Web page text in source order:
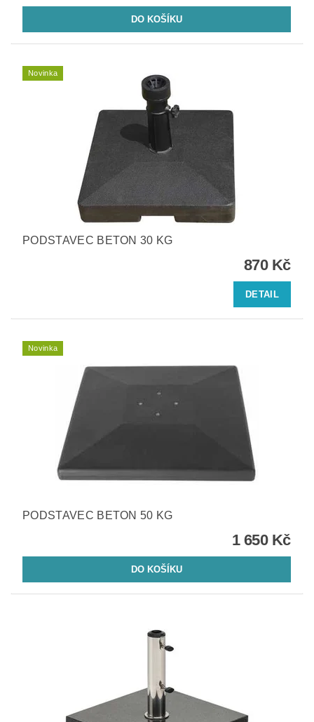
Novinka
PODSTAVEC BETON 30 KG
870 Kč
DETAIL
Novinka
PODSTAVEC BETON 50 KG
1 650 Kč